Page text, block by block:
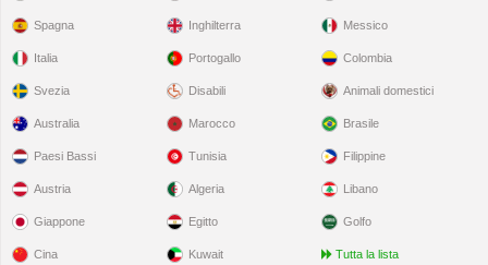
Spagna
Italia
Svezia
Inghilterra
Portogallo
Disabili
Messico
Colombia
Animali domestici
Australia
Paesi Bassi
Austria
Giappone
Cina
Marocco
Tunisia
Algeria
Egitto
Kuwait
Brasile
Filippine
Libano
Golfo
Tutta la lista